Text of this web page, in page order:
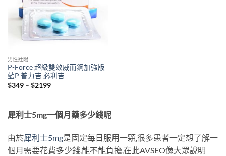
男性壯陽
P-Force 超級雙效威而鋼加強版
藍P 普力吉 必利吉
$349 – $2199Price
$2199
犀利士5mg一個月藥多少錢呢
由於犀利士5mg是固定每日服用一顆,很多患者一定想了解一
個月需要花費多少錢,能不能負擔,在此AVSEO像大眾說明